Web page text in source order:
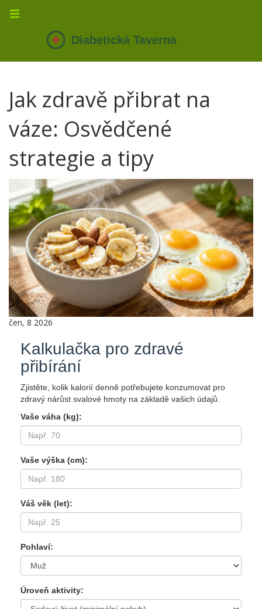
Jak zdravě přibrat na
váze: Osvědčené
strategie a tipy
čen, 8 2026
Kalkulačka pro zdravé
přibírání
Zjistěte, kolik kalorií denně potřebujete konzumovat pro
zdravý nárůst svalové hmoty na základě vašich údajů.
Vaše váha (kg):
Vaše výška (cm):
Váš věk (let):
Pohlaví:
Úroveň aktivity: